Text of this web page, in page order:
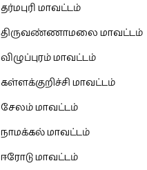
தர்மபுரி மாவட்டம்
திருவண்ணாமலை மாவட்டம்
விழுப்புரம் மாவட்டம்
கள்ளக்குறிச்சி மாவட்டம்
சேலம் மாவட்டம்
நாமக்கல் மாவட்டம்
ஈரோடு மாவட்டம்